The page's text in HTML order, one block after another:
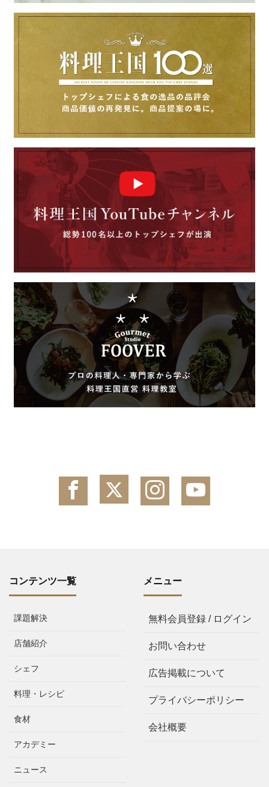
コンテンツ一覧
課題解決
店舗紹介
シェフ
料理・レシピ
食材
アカデミー
ニュース
メニュー
無料会員登録 / ログイン
お問い合わせ
広告掲載について
プライバシーポリシー
会社概要